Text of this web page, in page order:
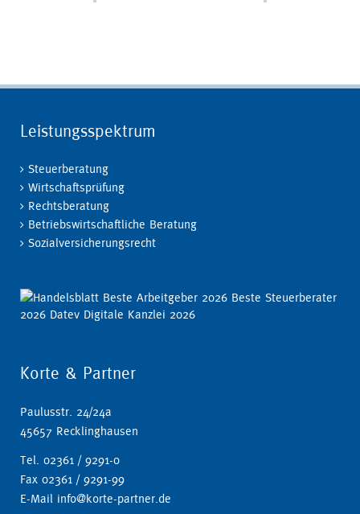
Leistungsspektrum
Steuerberatung
Wirtschaftsprüfung
Rechtsberatung
Betriebswirtschaftliche Beratung
Sozialversicherungsrecht
Korte & Partner
Paulusstr. 24/24a
45657 Recklinghausen
Tel. 02361 / 9291-0
Fax 02361 / 9291-99
E-Mail info@korte-partner.de